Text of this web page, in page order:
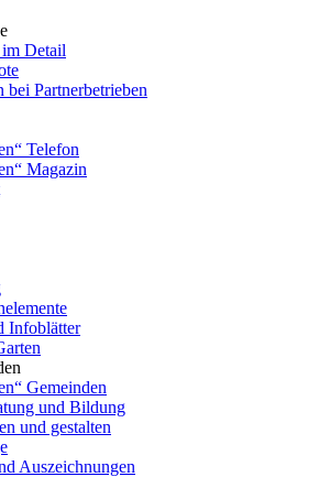
im Detail
bei Partnerbetrieben
Telefon
Magazin
Infoblätter
Gemeinden
und Bildung
und gestalten
Auszeichnungen